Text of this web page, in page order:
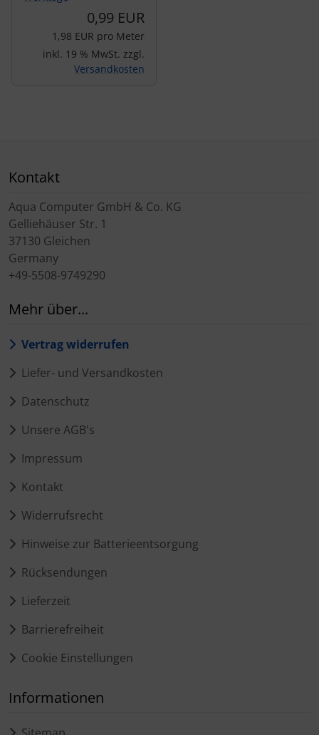
0,99 EUR
1,98 EUR pro Meter
inkl. 19 % MwSt. zzgl.
Versandkosten
Kontakt
Aqua Computer GmbH & Co. KG
Gelliehäuser Str. 1
37130 Gleichen
Germany
+49-5508-9749290
Mehr über...
Vertrag widerrufen
Liefer- und Versandkosten
Datenschutz
Unsere AGB's
Impressum
Kontakt
Widerrufsrecht
Hinweise zur Batterieentsorgung
Rücksendungen
Lieferzeit
Barrierefreiheit
Cookie Einstellungen
Informationen
Sitemap